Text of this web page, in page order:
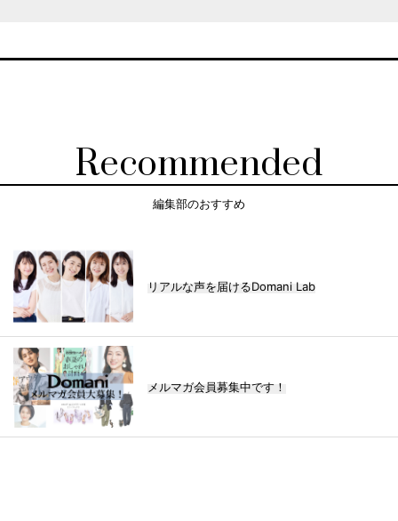
Recommended
編集部のおすすめ
リアルな声を届けるDomani Lab
メルマガ会員募集中です！